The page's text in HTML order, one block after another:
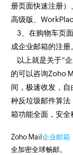
册页面快速注册）
高级版、
3、在购物车页
成企业邮箱的注册
以上就是关于“
的可以咨询Zoho
间，极速收发，
种反垃圾邮件算
箱功能全面，安全
Zoho Mail企业邮箱
全加密全球畅邮。